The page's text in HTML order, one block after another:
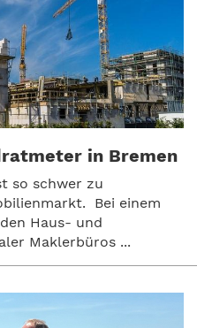
in Bremen
so schwer zu
Bei einem
Haus- und
Maklerbüros ...